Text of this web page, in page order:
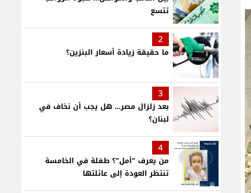
تتسع
2
ما حقيقة زيادة أسعار البنزين؟
3
بعد زلزال مصر... هل يجب أن نخاف في
لبنان؟
4
من يعرف "أمل"؟ طفلة في الخامسة
تنتظر العودة إلى عائلتها